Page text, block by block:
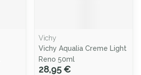
Vichy
Vichy Aqualia Creme Light
Reno 50ml
28,95 €